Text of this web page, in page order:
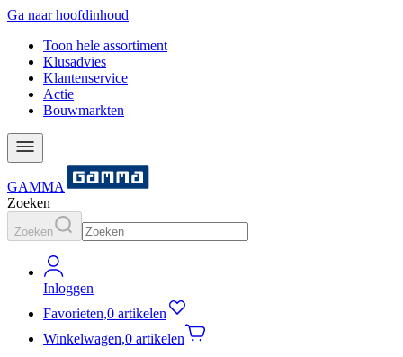
Ga naar hoofdinhoud
Toon hele assortiment
Klusadvies
Klantenservice
Actie
Bouwmarkten
GAMMA
Zoeken
Zoeken
Inloggen
Favorieten,0 artikelen
Winkelwagen,0 artikelen